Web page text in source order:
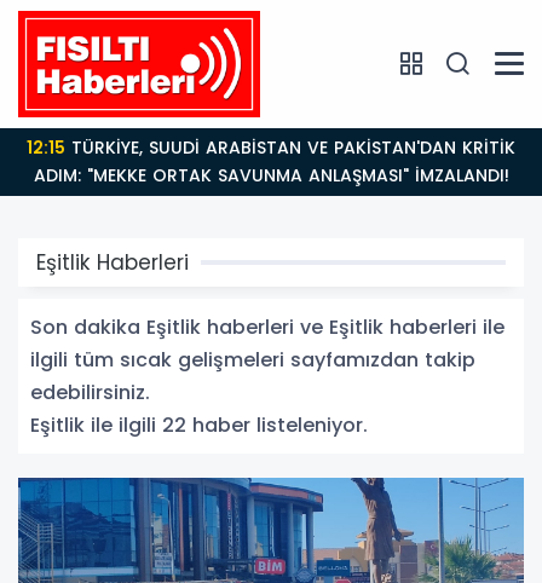
12:15
ADIM: "MEKKE ORTAK SAVUNMA ANLAŞMASI" İMZALANDI!
Eşitlik Haberleri
Son dakika Eşitlik haberleri ve Eşitlik haberleri ile
ilgili tüm sıcak gelişmeleri sayfamızdan takip
edebilirsiniz.
Eşitlik ile ilgili 22 haber listeleniyor.